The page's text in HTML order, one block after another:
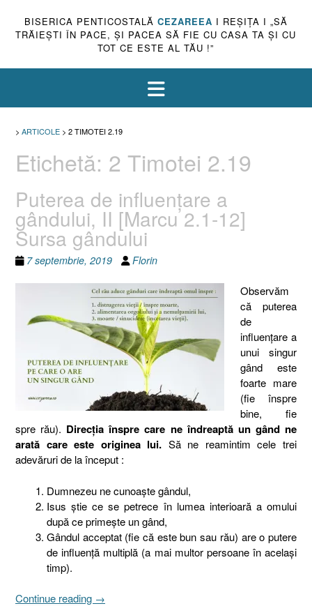
BISERICA PENTICOSTALĂ CEZAREEA I REŞIŢA I „SĂ
TRĂIEŞTI ÎN PACE, ŞI PACEA SĂ FIE CU CASA TA ŞI CU
TOT CE ESTE AL TĂU !”
> ARTICOLE > 2 TIMOTEI 2.19
Etichetă: 2 Timotei 2.19
Puterea de influenţare a
gândului, II [Marcu 2.1-12]
Sursa gândului
7 septembrie, 2019 Florin
Observăm
că puterea
de
influenţare a
unui singur
gând este
foarte mare
(fie înspre
bine, fie
spre rău). Direcţia înspre care ne îndreaptă un gând ne
arată care este originea lui. Să ne reamintim cele trei
adevăruri de la început :
Dumnezeu ne cunoaşte gândul,
Isus ştie ce se petrece în lumea interioară a omului
după ce primeşte un gând,
Gândul acceptat (fie că este bun sau rău) are o putere
de influenţă multiplă (a mai multor persoane în acelaşi
timp).
Continue reading „Puterea
→